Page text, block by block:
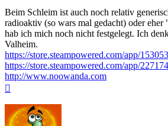
Beim Schleim ist auch noch relativ
radioaktiv (so wars mal gedacht) oder
hab ich mich noch nicht festgelegt. Ich
Valheim.
https://store.steampowered.com/app/
https://store.steampowered.com/app/
http://www.noowanda.com